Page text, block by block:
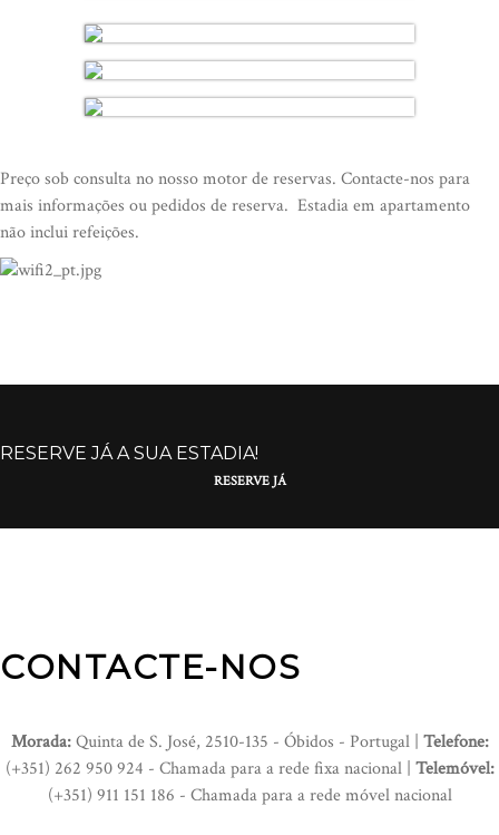
Preço sob consulta no nosso motor de reservas. Contacte-nos para
mais informações ou pedidos de reserva. Estadia em apartamento
não inclui refeições.
RESERVE JÁ A SUA ESTADIA!
RESERVE JÁ
CONTACTE-NOS
Morada:Quinta de S. José, 2510-135 - Óbidos - Portugal | Telefone:
(+351) 262 950 924 - Chamada para a rede fixa nacional | Telemóvel:
(+351) 911 151 186 - Chamada para a rede móvel nacional